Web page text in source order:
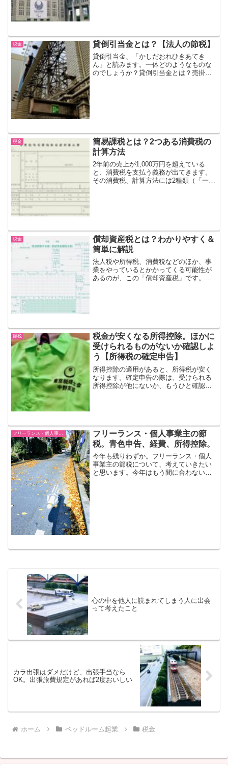
税金 貸倒引当金とは？【法人の節税】
貸倒引当金、「かしだおれひきあてき
ん」と読みます。一体どのようなものな
のでしょうか？貸倒引当金とは？売掛金
税金
簡易課税とは？2つある消費税の
計算方法
2年前の売上が1,000万円を超えている
と、消費税を支払う義務が出てきます。
その消費税、計算方法には2種類（「一般
税金
償却資産税とは？わかりやすく＆
簡単に解説
法人税や所得税、消費税などのほか、事
業をやっているとかかってくる可能性が
あるのが、この「償却資産税」です。償
節税
税金が安くなる所得控除。ほかに
受けられるものがないか確認しよ
う【所得税の確定申告】
所得控除の適用があると、所得税が安く
なります。確定申告の際は、受けられる
所得控除が他にないか、もうひと確認し
フリーランス・個人事業主
フリーランス・個人事業主の節
税。青色申告、経費、所得控除。
今年も残りわずか。フリーランス・個人
事業主の節税について、考えていきたい
と思います。今年はもう間に合わない部
心の中を他人に読まれてしまう人に出会
って考えたこと
カラ出張はダメだけど、出張手当なら
OK。出張旅費規定があれば2度おいしい
ホーム ベッドルーム起業 税金